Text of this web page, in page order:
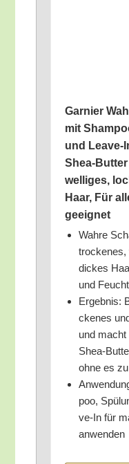
Gar­nier
mit
und Lea­ve-
Shea-
wel­li­ges,
Haar, Für
geeignet
Wah­re
tro­cke­nes,
dickes
und
Ergeb­nis:
cke­nes
und
Shea-
ohne es
poo,
ve-In für
anwenden